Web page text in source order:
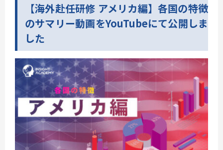
【海外赴任研修 アメリカ編】各国の特徴
のサマリー動画をYouTubeにて公開しま
した